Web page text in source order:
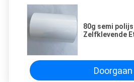
80g semi
Zelfklevende
Doorgaan